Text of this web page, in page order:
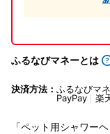
ふるなびマネーとは
決済方法： ふるなびマ
PayPay
楽
「ペット用シャワー